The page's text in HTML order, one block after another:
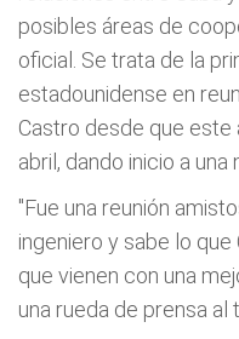
posibles áreas de
oficial. Se trata de la
estadounidense en
Castro desde que este
abril, dando inicio a una
"Fue una reunión
ingeniero y sabe lo
que vienen con una
una rueda de prensa al